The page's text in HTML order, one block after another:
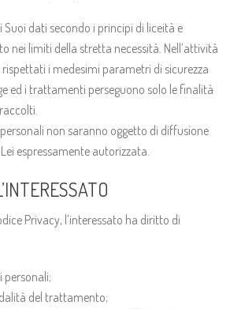
dati secondo i principi di liceità e
nei limiti della stretta necessità. Nell’attività
i medesimi parametri di sicurezza
ed i trattamenti perseguono solo le finalità
non saranno oggetto di diffusione
espressamente autorizzata.
Privacy, l’interessato ha diritto di
personali;
del trattamento;